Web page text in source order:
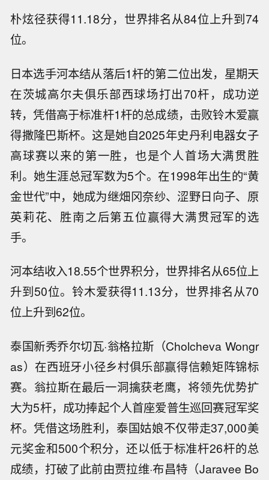
朴炫径获得11.18分，世界排名从84位上升到74
位。
日本选手河本结从落后1杆的第二位出发，星期天
在茨城高尔夫俱乐部西球场打出70杆，成功逆
转，凭借高于标准杆1杆的总成绩，击败铃木爱赢
得撒隆巴斯杯。这是她自2025年史丹利电器女子
高球赛以来的第一胜，也是个人首场大满贯胜
利。她生涯总冠军数为5个。在1998年出生的“黄
金世代”中，她成为继畑冈奈纱、涩野日向子、原
英莉花、胜南之后第五位赢得大满贯冠军的选
手。
河本结收入18.55个世界积分，世界排名从65位上
升到50位。铃木爱获得11.13分，世界排名从70
位上升到62位。
泰国新秀乔尔切瓦·翁格拉斯（Cholcheva Wongr
as）在西班牙小径乡村俱乐部赢得信赖矩阵锦标
赛。翁拉斯在最后一洞擒获老鹰，将领先优势扩
大为5杆，成功捧起个人首座爱普生巡回赛冠军奖
杯。凭借这场胜利，泰国姑娘不仅带走37,000美
元奖金和500个积分，还以低于标准杆26杆的总
成绩，打破了此前由贾拉维·布昌特（Jaravee Bo